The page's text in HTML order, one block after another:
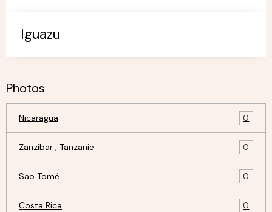
Iguazu
Photos
Nicaragua 0
Zanzibar , Tanzanie 0
Sao Tomé 0
Costa Rica 0